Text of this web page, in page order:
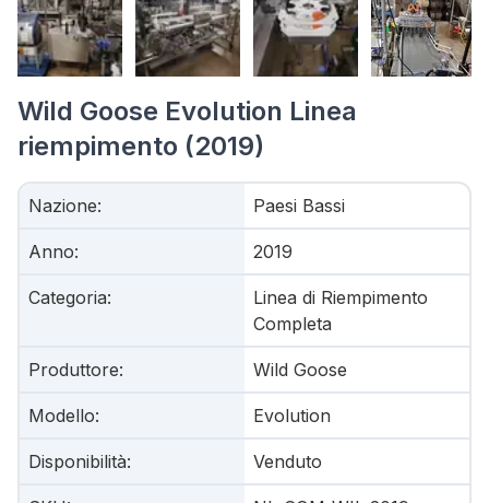
Wild Goose Evolution Linea
riempimento (2019)
Nazione: Paesi Bassi
Anno: 2019
Categoria:
Linea di Riempimento
Completa
Produttore: Wild Goose
Modello: Evolution
Disponibilità: Venduto